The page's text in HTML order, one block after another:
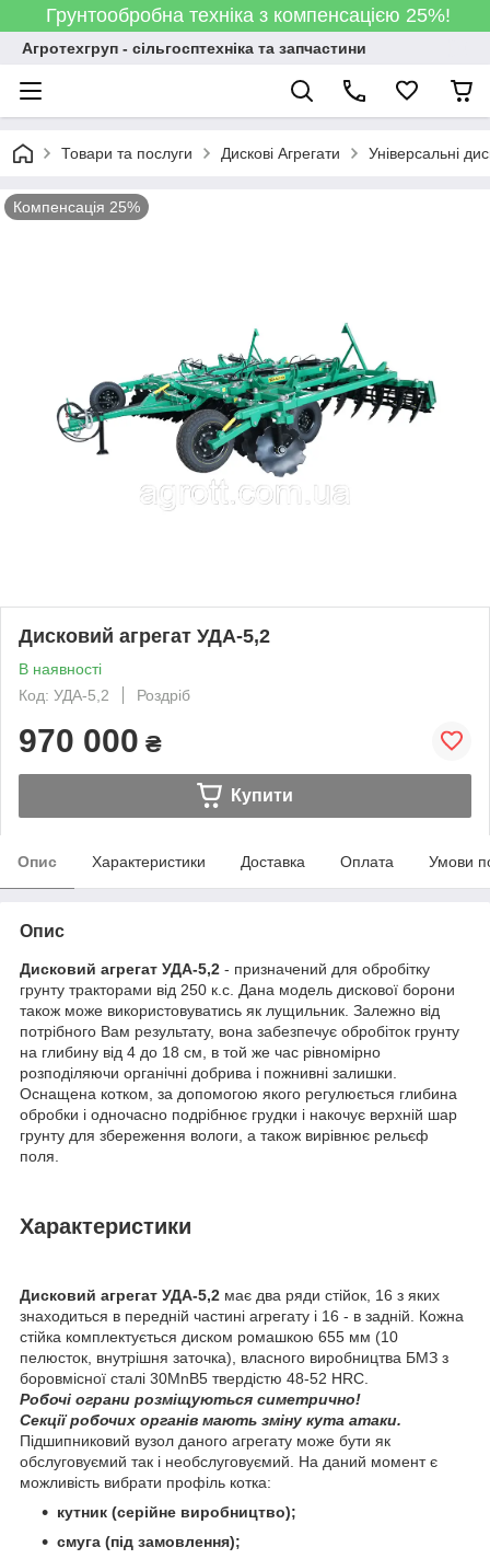
Грунтообробна техніка з компенсацією 25%!
Агротехгруп - сільгосптехніка та запчастини
Товари та послуги Дискові Агрегати Універсальні
Компенсація 25%
Дисковий агрегат УДА-5,2
В наявності
Код: УДА-5,2
Роздріб
970 000 ₴
Купити
Опис Характеристики Доставка Оплата Умови
Опис
Дисковий агрегат УДА-5,2 - призначений для обробітку
грунту тракторами від 250 к.с. Дана модель дискової борони
також може використовуватись як лущильник. Залежно від
потрібного Вам результату, вона забезпечує обробіток грунту
на глибину від 4 до 18 см, в той же час рівномірно
розподіляючи органічні добрива і пожнивні залишки.
Оснащена котком, за допомогою якого регулюється глибина
обробки і одночасно подрібнює грудки і накочує верхній шар
грунту для збереження вологи, а також вирівнює рельєф
поля.
Характеристики
Дисковий агрегат УДА-5,2 має два ряди стійок, 16 з яких
знаходиться в передній частині агрегату і 16 - в задній. Кожна
стійка комплектується диском ромашкою 655 мм (10
пелюсток, внутрішня заточка), власного виробництва БМЗ з
боровмісної сталі 30MnB5 твердістю 48-52 HRC.
Робочі ограни розміщуються симетрично!
Секції робочих органів мають зміну кута атаки.
Підшипниковий вузол даного агрегату може бути як
обслуговуємий так і необслуговуємий. На даний момент є
можливість вибрати профіль котка:
кутник (серійне виробництво);
смуга (під замовлення);